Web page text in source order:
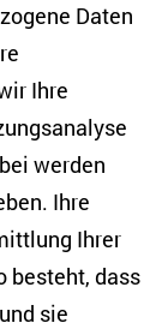
Ukraine
Health of
Ihre
Stärkung
Daten
Ihre
werden
Ihre
Ihrer
besteht, dass
sie